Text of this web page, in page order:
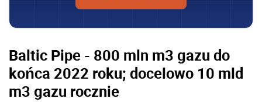
Baltic Pipe - 800 mln m3 gazu do
końca 2022 roku; docelowo 10 mld
m3 gazu rocznie